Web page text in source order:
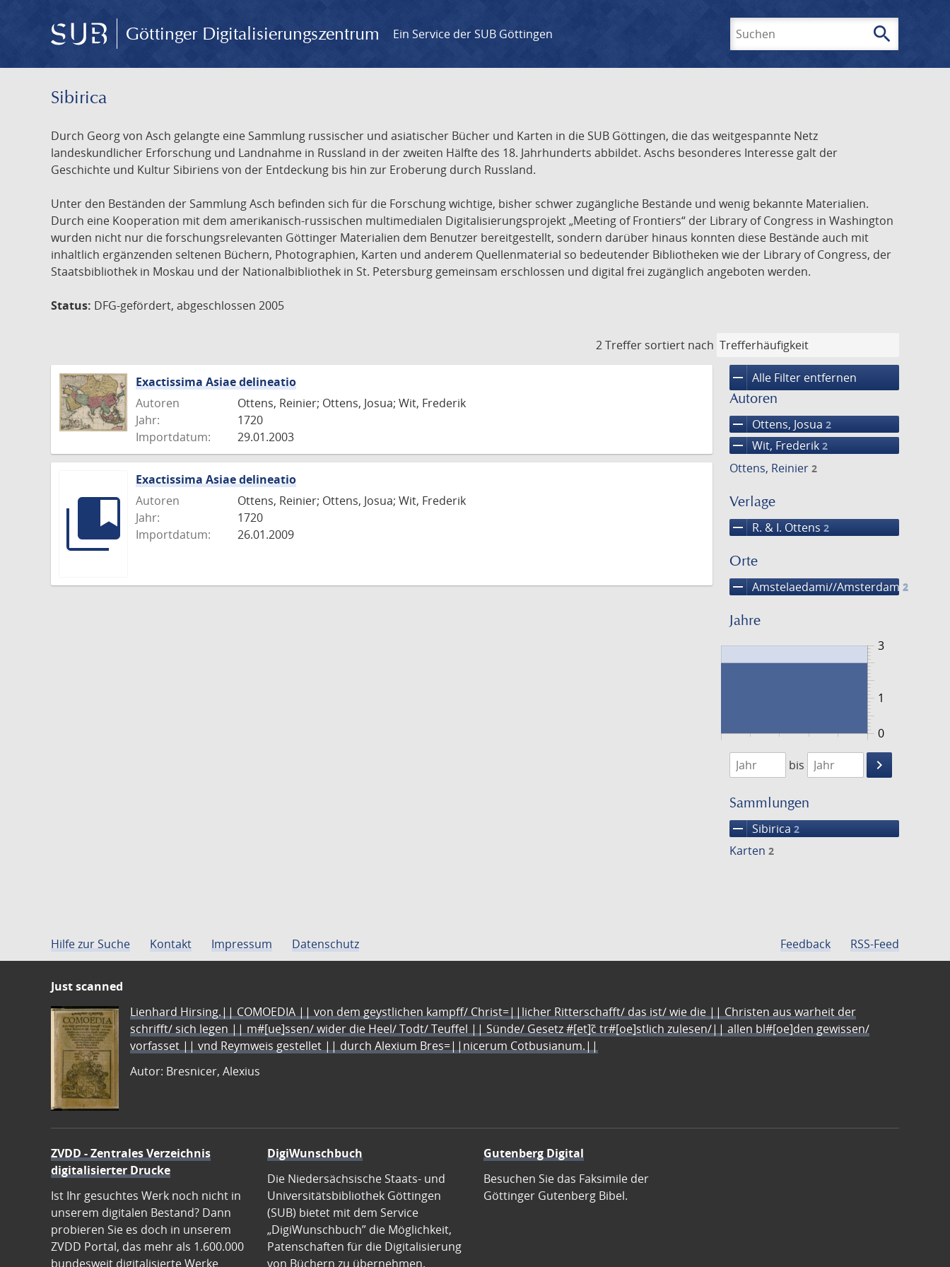
Göttinger Digitalisierungszentrum Ein Service der SUB Göttingen search
Sibirica
Durch Georg von Asch gelangte eine Sammlung russischer und asiatischer Bücher und Karten in die SUB Göttingen, die das weitgespannte Netz
landeskundlicher Erforschung und Landnahme in Russland in der zweiten Hälfte des 18. Jahrhunderts abbildet. Aschs besonderes Interesse galt der
Geschichte und Kultur Sibiriens von der Entdeckung bis hin zur Eroberung durch Russland.
Unter den Beständen der Sammlung Asch befinden sich für die Forschung wichtige, bisher schwer zugängliche Bestände und wenig bekannte Materialien.
Durch eine Kooperation mit dem amerikanisch-russischen multimedialen Digitalisierungsprojekt „Meeting of Frontiers“ der Library of Congress in Washington
wurden nicht nur die forschungsrelevanten Göttinger Materialien dem Benutzer bereitgestellt, sondern darüber hinaus konnten diese Bestände auch mit
inhaltlich ergänzenden seltenen Büchern, Photographien, Karten und anderem Quellenmaterial so bedeutender Bibliotheken wie der Library of Congress, der
Staatsbibliothek in Moskau und der Nationalbibliothek in St. Petersburg gemeinsam erschlossen und digital frei zugänglich angeboten werden.
Status: DFG-gefördert, abgeschlossen 2005
2 Treffer sortiert nach
remove Alle Filter entfernen
Autoren
remove Ottens, Josua 2
remove Wit, Frederik 2
Ottens, Reinier 2
Verlage
remove R. & I. Ottens 2
Orte
remove Amstelaedami//Amsterdam 2
Jahre
0
3
1
1720
1721
bis
keyboard_arrow_right
Suche
Sammlungen
remove Sibirica 2
Karten 2
Exactissima Asiae delineatio
Autoren
Ottens, Reinier; Ottens, Josua; Wit, Frederik
Jahr:
1720
Importdatum:
29.01.2003
Exactissima Asiae delineatio
Autoren
Ottens, Reinier; Ottens, Josua; Wit, Frederik
Jahr:
1720
Importdatum:
26.01.2009
Hilfe zur Suche Kontakt Impressum Datenschutz Feedback RSS-Feed
Just scanned
Lienhard Hirsing.|| COMOEDIA || von dem geystlichen kampff/ Christ=||licher Ritterschafft/ das ist/ wie die || Christen aus warheit der
schrifft/ sich legen || m#[ue]ssen/ wider die Heel/ Todt/ Teuffel || Sünde/ Gesetz #[et]c̃ tr#[oe]stlich zulesen/|| allen bl#[oe]den gewissen/
vorfasset || vnd Reymweis gestellet || durch Alexium Bres=||nicerum Cotbusianum.||
Autor: Bresnicer, Alexius
ZVDD - Zentrales Verzeichnis
digitalisierter Drucke
Ist Ihr gesuchtes Werk noch nicht in
unserem digitalen Bestand? Dann
probieren Sie es doch in unserem
ZVDD Portal, das mehr als 1.600.000
bundesweit digitalisierte Werke
DigiWunschbuch
Die Niedersächsische Staats- und
Universitätsbibliothek Göttingen
(SUB) bietet mit dem Service
„DigiWunschbuch” die Möglichkeit,
Patenschaften für die Digitalisierung
von Büchern zu übernehmen.
Gutenberg Digital
Besuchen Sie das Faksimile der
Göttinger Gutenberg Bibel.